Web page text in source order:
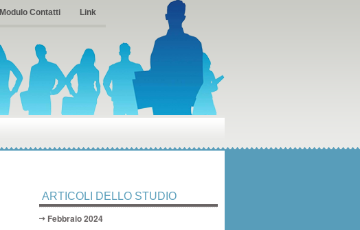
Modulo Contatti Link
ARTICOLI DELLO STUDIO
Febbraio 2024